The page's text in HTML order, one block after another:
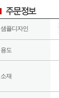
샘플디자인
용도
소재